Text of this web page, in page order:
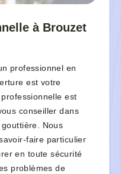
à Brouzet
professionnel en
est votre
est
conseiller dans
Nous
faire particulier
en toute sécurité
problèmes de